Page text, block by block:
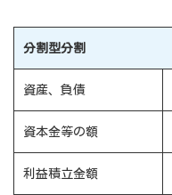
分割型分割
資産、負債
資本金等の額
利益積立金額